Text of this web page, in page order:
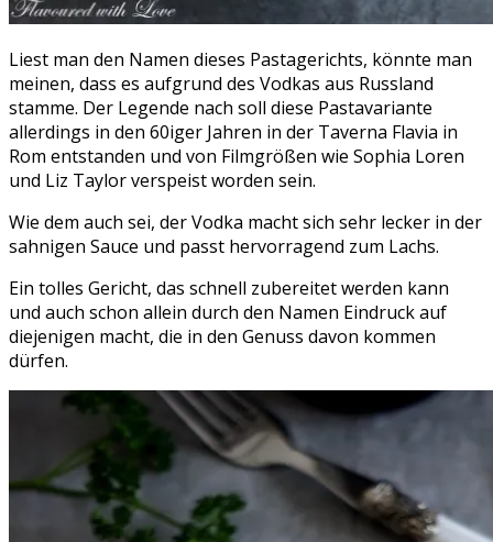
Liest man den Namen dieses Pastagerichts, könnte man
meinen, dass es aufgrund des Vodkas aus Russland
stamme. Der Legende nach soll diese Pastavariante
allerdings in den 60iger Jahren in der Taverna Flavia in
Rom entstanden und von Filmgrößen wie Sophia Loren
und Liz Taylor verspeist worden sein.
Wie dem auch sei, der Vodka macht sich sehr lecker in der
sahnigen Sauce und passt hervorragend zum Lachs.
Ein tolles Gericht, das schnell zubereitet werden kann
und auch schon allein durch den Namen Eindruck auf
diejenigen macht, die in den Genuss davon kommen
dürfen.